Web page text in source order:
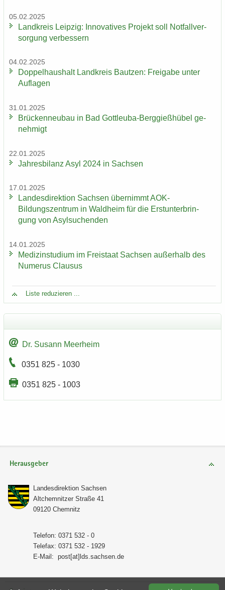
05.02.2025
Land­kreis Leip­zig: In­no­va­ti­ves Pro­jekt soll Not­fall­ver­
sor­gung ver­bes­sern
04.02.2025
Dop­pel­haus­halt Land­kreis Baut­zen: Frei­ga­be unter
Auf­la­gen
31.01.2025
Brü­cken­neu­bau in Bad Gottleuba-​Berggießhübel ge­
neh­migt
22.01.2025
Jah­res­bi­lanz Asyl 2024 in Sach­sen
17.01.2025
Lan­des­di­rek­ti­on Sach­sen über­nimmt AOK-​
Bildungszentrum in Wald­heim für die Erst­un­ter­brin­
gung von Asyl­su­chen­den
14.01.2025
Me­di­zin­stu­di­um im Frei­staat Sach­sen au­ßer­halb des
Nu­me­rus Clau­sus
Liste re­du­zie­ren ...
Dr. Su­sann Meer­heim
0351 825 - 1030
0351 825 - 1003
Herausgeber
Lan­des­di­rek­ti­on Sach­sen
Alt­chem­nit­zer Stra­ße 41
09120 Chem­nitz
Te­le­fon: 0371 532 - 0
Te­le­fax: 0371 532 - 1929
E-​Mail: post[at]lds.sach­sen.de